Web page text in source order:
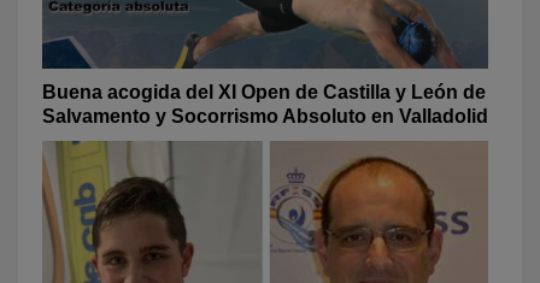
Buena acogida del XI Open de Castilla y León de
Salvamento y Socorrismo Absoluto en Valladolid